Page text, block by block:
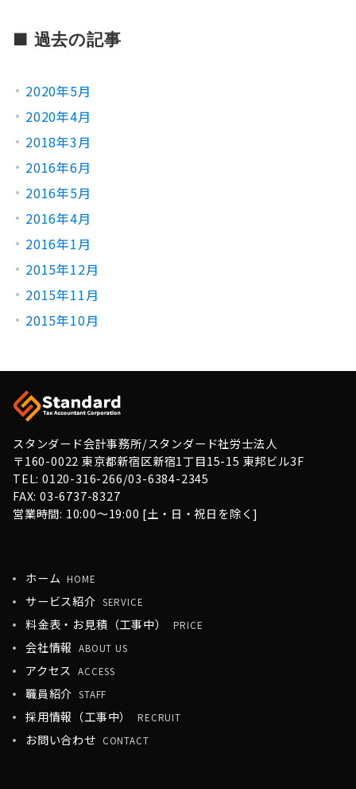
■ 過去の記事
2020年5月
2020年4月
2018年3月
2016年6月
2016年5月
2016年4月
2016年1月
2015年12月
2015年11月
2015年10月
スタンダード会計事務所/スタンダード社労士法人
〒160-0022 東京都新宿区新宿1丁目15-15 東邦ビル3F
TEL: 0120-316-266/03-6384-2345
FAX: 03-6737-8327
営業時間: 10:00〜19:00 [土・日・祝日を除く]
ホーム HOME
サービス紹介 SERVICE
料金表・お見積（工事中） PRICE
会社情報 ABOUT US
アクセス ACCESS
職員紹介 STAFF
採用情報（工事中） RECRUIT
お問い合わせ CONTACT